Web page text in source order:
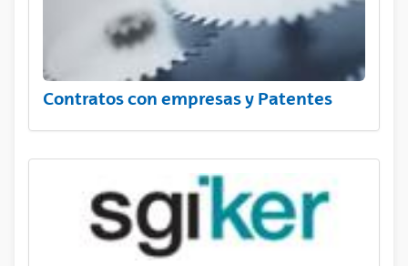
Contratos con empresas y Patentes